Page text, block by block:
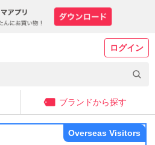
ログイン
ブランドから探す
Overseas Visitors